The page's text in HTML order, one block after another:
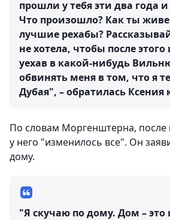
прошли у тебя эти два года
Что произошло? Как ты
лучшие рехабы?
не хотела, чтобы после
уехав в какой-нибудь
обвинять меня в том, что я
Дубая", – обратилась Ксения
По словам Моргенштерна, после
у него "изменилось все". Он
дому.
"Я скучаю по дому. Дом – это